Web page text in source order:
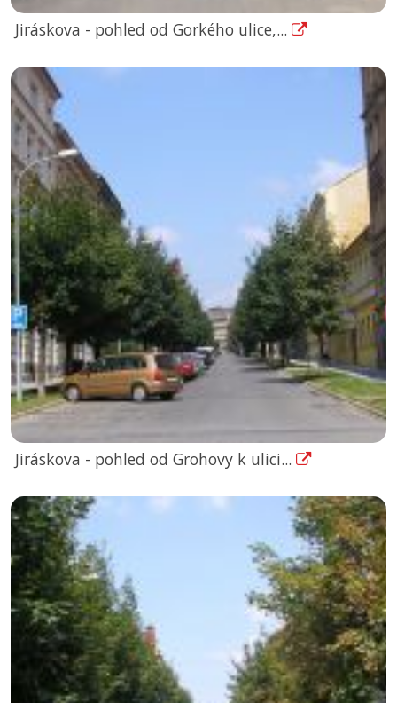
Jiráskova - pohled od Gorkého ulice,...
Jiráskova - pohled od Grohovy k ulici...